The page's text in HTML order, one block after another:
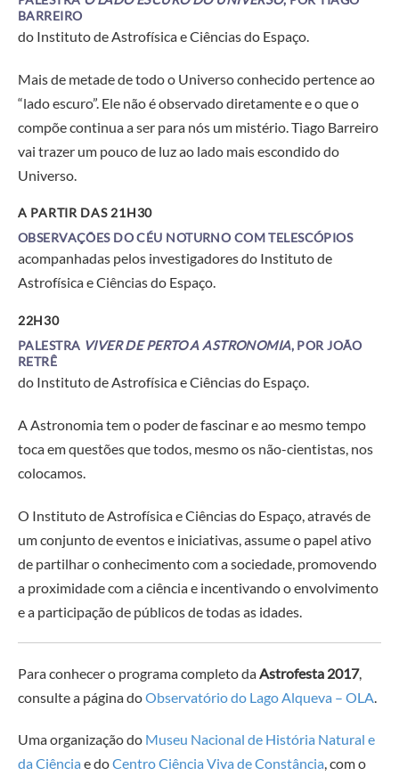
BARREIRO
do Instituto de Astrofísica e Ciências do Espaço.
Mais de metade de todo o Universo conhecido pertence ao
“lado escuro”. Ele não é observado diretamente e o que o
compõe continua a ser para nós um mistério. Tiago Barreiro
vai trazer um pouco de luz ao lado mais escondido do
Universo.
A PARTIR DAS 21H30
OBSERVAÇÕES DO CÉU NOTURNO COM TELESCÓPIOS
acompanhadas pelos investigadores do Instituto de
Astrofísica e Ciências do Espaço.
22H30
PALESTRA VIVER DE PERTO A ASTRONOMIA, POR JOÃO
RETRÊ
do Instituto de Astrofísica e Ciências do Espaço.
A Astronomia tem o poder de fascinar e ao mesmo tempo
toca em questões que todos, mesmo os não-cientistas, nos
colocamos.
O Instituto de Astrofísica e Ciências do Espaço, através de
um conjunto de eventos e iniciativas, assume o papel ativo
de partilhar o conhecimento com a sociedade, promovendo
a proximidade com a ciência e incentivando o envolvimento
e a participação de públicos de todas as idades.
Para conhecer o programa completo da Astrofesta 2017,
consulte a página doObservatório do Lago Alqueva – OLA
Uma organização do Museu Nacional de História Natural e
da Ciênciae doCentro Ciência Viva de Constância, com o